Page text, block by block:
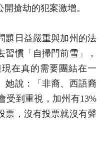
搶劫的犯案激增。
題日益嚴重與加州的法
慣「自掃門前雪」，
在真的需要團結在一
她說：「非裔、西語裔
受到重視，加州有13%
票，沒有投票就沒有聲